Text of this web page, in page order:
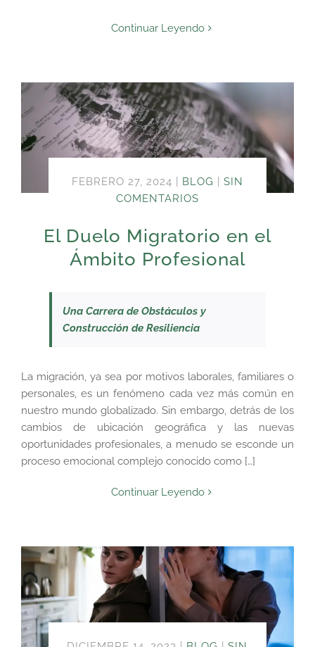
Continuar Leyendo
FEBRERO 27, 2024 BLOG
SIN
COMENTARIOS
El Duelo Migratorio en el
Ámbito Profesional
Una Carrera de Obstáculos y
Construcción de Resiliencia
La migración, ya sea por motivos laborales, familiares o
personales, es un fenómeno cada vez más común en
nuestro mundo globalizado. Sin embargo, detrás de los
cambios de ubicación geográfica y las nuevas
oportunidades profesionales, a menudo se esconde un
proceso emocional complejo conocido como […]
Continuar Leyendo